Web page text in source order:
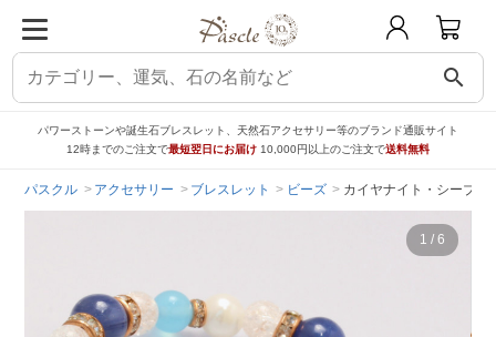
search
パワーストーンや誕生石ブレスレット、天然石アクセサリー等のブランド通販サイト
12時までのご注文で最短翌日にお届け 10,000円以上のご注文で送料無料
パスクル アクセサリー ブレスレット ビーズ カイヤナイト・シーブル
1 / 6